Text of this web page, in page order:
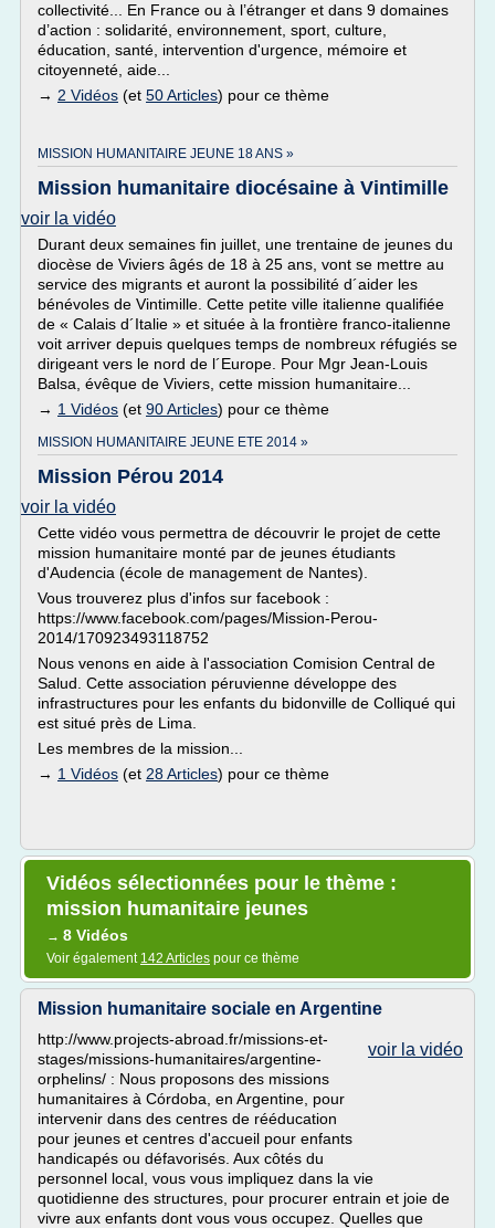
collectivité... En France ou à l’étranger et dans 9 domaines
d’action : solidarité, environnement, sport, culture,
éducation, santé, intervention d'urgence, mémoire et
citoyenneté, aide...
→ 2 Vidéos (et 50 Articles) pour ce thème
MISSION HUMANITAIRE JEUNE 18 ANS »
Mission humanitaire diocésaine à Vintimille
voir la vidéo
Durant deux semaines fin juillet, une trentaine de jeunes du
diocèse de Viviers âgés de 18 à 25 ans, vont se mettre au
service des migrants et auront la possibilité d´aider les
bénévoles de Vintimille. Cette petite ville italienne qualifiée
de « Calais d´Italie » et située à la frontière franco-italienne
voit arriver depuis quelques temps de nombreux réfugiés se
dirigeant vers le nord de l´Europe. Pour Mgr Jean-Louis
Balsa, évêque de Viviers, cette mission humanitaire...
→ 1 Vidéos (et 90 Articles) pour ce thème
MISSION HUMANITAIRE JEUNE ETE 2014 »
Mission Pérou 2014
voir la vidéo
Cette vidéo vous permettra de découvrir le projet de cette
mission humanitaire monté par de jeunes étudiants
d'Audencia (école de management de Nantes).
Vous trouverez plus d'infos sur facebook :
https://www.facebook.com/pages/Mission-Perou-
2014/170923493118752
Nous venons en aide à l'association Comision Central de
Salud. Cette association péruvienne développe des
infrastructures pour les enfants du bidonville de Colliqué qui
est situé près de Lima.
Les membres de la mission...
→ 1 Vidéos (et 28 Articles) pour ce thème
Vidéos sélectionnées pour le thème :
mission humanitaire jeunes
→ 8 Vidéos
Voir également 142 Articles pour ce thème
Mission humanitaire sociale en Argentine
voir la vidéo
http://www.projects-abroad.fr/missions-et-
stages/missions-humanitaires/argentine-
orphelins/ : Nous proposons des missions
humanitaires à Córdoba, en Argentine, pour
intervenir dans des centres de rééducation
pour jeunes et centres d'accueil pour enfants
handicapés ou défavorisés. Aux côtés du
personnel local, vous vous impliquez dans la vie
quotidienne des structures, pour procurer entrain et joie de
vivre aux enfants dont vous vous occupez. Quelles que